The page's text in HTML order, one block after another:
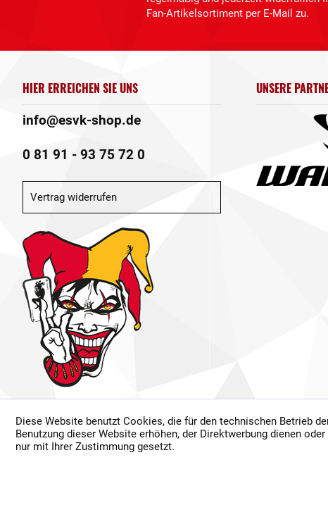
Fan-Artikelsortiment per E-Mail zu.
HIER ERREICHEN SIE UNS
info@esvk-shop.de
0 81 91 - 93 75 72 0
Vertrag widerrufen
UNSERE
* Alle Preise inkl.
Diese Website benutzt Cookies, die für den technischen Betrieb
Benutzung dieser Website erhöhen, der Direktwerbung dienen
nur mit Ihrer Zustimmung gesetzt.